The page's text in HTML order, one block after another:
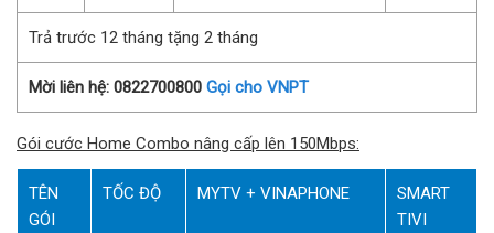
Trả trước 12 tháng tặng 2 tháng
Mời liên hệ: 0822700800 Gọi cho VNPT
Gói cước Home Combo nâng cấp lên 150Mbps:
TÊN
GÓI
TỐC ĐỘ MYTV + VINAPHONE
SMART
TIVI